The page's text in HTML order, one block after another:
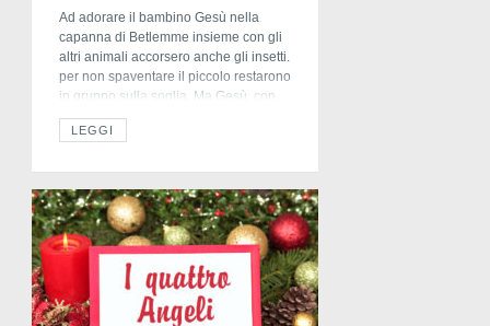
Ad adorare il bambino Gesù nella
capanna di Betlemme insieme con gli
altri animali accorsero anche gli insetti.
per non spaventare il piccolo restarono
in gruppo sulla soglia. Ma Gesù, con
un gesto delle rosee manine, li chiamò
ed essi si precipitarono,portando i loro
farfalla la bellezza […]
LEGGI